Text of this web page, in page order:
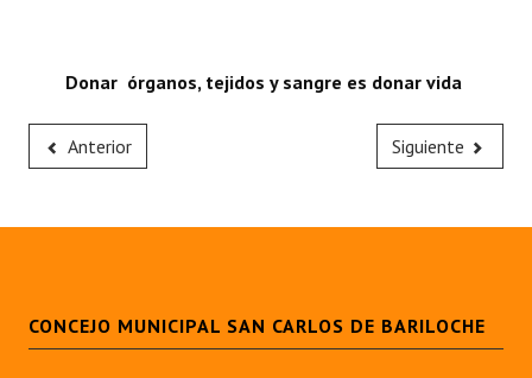
Donar órganos, tejidos y sangre es donar vida
Anterior Siguiente
CONCEJO MUNICIPAL SAN CARLOS DE BARILOCHE